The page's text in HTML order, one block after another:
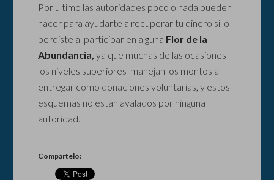
Por ultimo las autoridades poco o nada pueden
hacer para ayudarte a recuperar tu dinero si lo
perdiste al participar en alguna Flor de la
Abundancia, ya que muchas de las ocasiones
los niveles superiores manejan los montos a
entregar como donaciones voluntarias, y estos
esquemas no están avalados por ninguna
autoridad.
Compártelo: